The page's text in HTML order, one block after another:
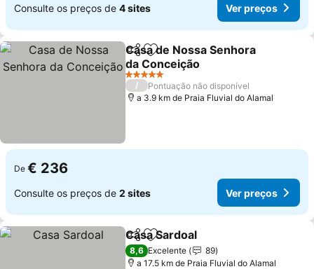
Consulte os preços de 4 sites Ver preços
PartilharAdicionar aos favoritos
Casa de Nossa Senhora
da Conceição
5 Estrelas
/
Pontuação não disponível
a 3.9 km de Praia Fluvial do Alamal
De € 236
Consulte os preços de 2 sites Ver preços
PartilharAdicionar aos favoritos
Casa Sardoal
8,6 Excelente
89
a 17.5 km de Praia Fluvial do Alamal